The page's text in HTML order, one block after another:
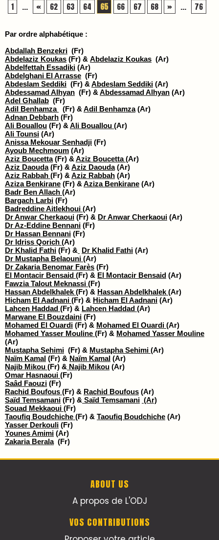
1 ... « 62 63 64 65 66 67 68 » ... 76
Par ordre alphabétique :
Abdallah Benzekri (Fr)
Abdelaziz Koukas (Fr) & Abdelaziz Koukas (Ar)
Abdelfettah Essadiki (Ar)
Abdelghani El Arrasse (Fr)
Abdeslam Seddiki (Fr) &Abdeslam Seddiki (Ar)
Abdessamad Alhyan (Fr) &Abdessamad Alhyan (Ar)
Adel Ghallab (Fr)
Adil Benhamza
(Fr) &Adil Benhamza(Ar)
Adnan Debbarh (Fr)
Ali Bouallou (Fr) &Ali Bouallou (Ar)
Ali Tounsi (Ar)
Anissa Mekouar Senhadji (Fr)
Ayoub Mechmoum (Ar)
Aziz Boucetta(Fr) &Aziz Boucetta(Ar)
Aziz Daouda(Fr) &Aziz Daouda(Ar)
Aziz Rabbah (Fr) &Aziz Rabbah (Ar)
Aziza Benkirane (Fr) &Aziza Benkirane (Ar)
Badr Ben Allach (Ar)
Bargach Larbi (Fr)
Badreddine Aitlekhoui (Ar)
Dr Anwar Cherkaoui (Fr) & Dr Anwar Cherkaoui (Ar)
Dr Az-Eddine Bennani (Fr)
Dr Hassan Bennani (Fr)
Dr Idriss Qorich (Ar)
Dr Khalid Fathi (Fr) & Dr Khalid Fathi (Ar)
Dr Mustapha Belaouni (Ar)
Dr Zakaria Benomar Farès (Fr)
El Montacir Bensaid (Fr) & El Montacir Bensaid (Ar)
Fawzia Talout Meknassi (Fr)
Hassan Abdelkhalek (Fr) & Hassan Abdelkhalek (Ar)
Hicham El Aadnani (Fr) & Hicham El Aadnani (Ar)
Lahcen Haddad (Fr) & Lahcen Haddad (Ar)
Marwane El Bouzdaini (Fr)
Mohamed El Ouardi (Fr) & Mohamed El Ouardi (Ar)
Mohamed Yasser Mouline (Fr) & Mohamed Yasser Mouline
(Ar)
Mustapha Sehimi (Fr) & Mustapha Sehimi (Ar)
Naïm Kamal (Fr) & Naïm Kamal (Ar)
Najib Mikou (Fr) & Najib Mikou (Ar)
Omar Hasnaoui (Fr)
Saâd Faouzi (Fr)
Rachid Boufous (Fr) & Rachid Boufous (Ar)
Saïd Temsamani (Fr) & Saïd Temsamani (Ar)
Souad Mekkaoui (Fr)
Taoufiq Boudchiche (Fr) & Taoufiq Boudchiche (Ar)
Yasser Derkouli (Fr)
Younes Amimi (Ar)
Zakaria Berala(Fr)
ABOUT US
A propos de L'ODJ
VOS CONTRIBUTIONS